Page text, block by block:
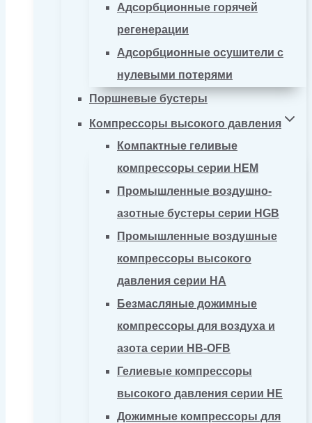
Адсорбционные горячей
регенерации
Адсорбционные осушители с
нулевыми потерями
Поршневые бустеры
Компрессоры высокого давления
Компактные геливые
компрессоры серии HEM
Промышленные воздушно-
азотные бустеры серии HGB
Промышленные воздушные
компрессоры высокого
давления серии HA
Безмасляные дожимные
компрессоры для воздуха и
азота серии HB-OFB
Гелиевые компрессоры
высокого давления серии HE
Дожимные компрессоры для